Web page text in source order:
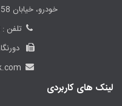
خودرو، خیابان 58 بن بست آبان، چهارم غربی
تلفن : 3-02144983391
دورنگار :
لینک های کاربردی